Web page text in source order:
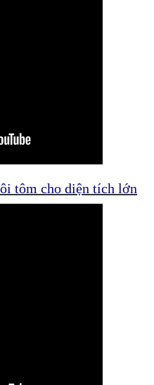
tôm cho diện tích lớn